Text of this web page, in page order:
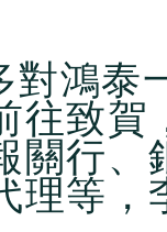
對鴻泰
往致
關行、
理等，